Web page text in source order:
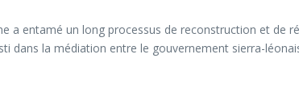
a entamé un long processus de reconstruction et de
dans la médiation entre le gouvernement sierra-